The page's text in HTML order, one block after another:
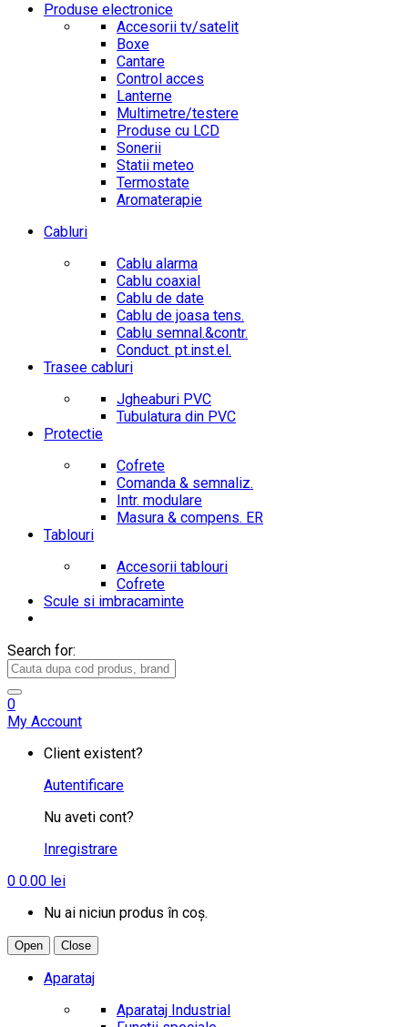
Produse electronice
Accesorii tv/satelit
Boxe
Cantare
Control acces
Lanterne
Multimetre/testere
Produse cu LCD
Sonerii
Statii meteo
Termostate
Aromaterapie
Cabluri
Cablu alarma
Cablu coaxial
Cablu de date
Cablu de joasa tens.
Cablu semnal.&contr.
Conduct. pt.inst.el.
Trasee cabluri
Jgheaburi PVC
Tubulatura din PVC
Protectie
Cofrete
Comanda & semnaliz.
Intr. modulare
Masura & compens. ER
Tablouri
Accesorii tablouri
Cofrete
Scule si imbracaminte
Search for:
0
My Account
Client existent?
Autentificare
Nu aveti cont?
Inregistrare
0 0.00 lei
Nu ai niciun produs în coș.
Open Close
Aparataj
Aparataj Industrial